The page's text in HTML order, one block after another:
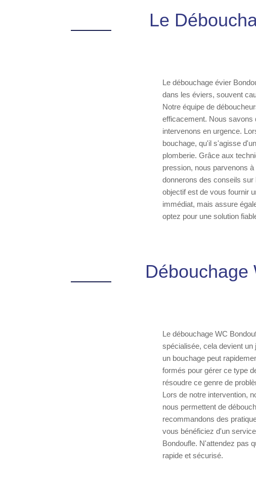
Le
Le débouchage évier
dans les éviers, souvent
Notre équipe de
efficacement. Nous savons
intervenons en urgence.
bouchage, qu'il s'agisse
plomberie. Grâce aux
pression, nous parvenons
donnerons des conseils
objectif est de vous fournir
immédiat, mais assure
optez pour une solution
Débouchage
Le débouchage WC
spécialisée, cela devient
un bouchage peut
formés pour gérer ce type
résoudre ce genre de
Lors de notre intervention,
nous permettent de
recommandons des
vous bénéficiez d'un
Bondoufle. N'attendez pas
rapide et sécurisé.